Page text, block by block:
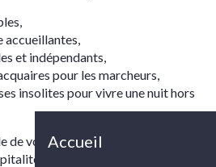
Accueil
accueillantes,
et indépendants,
pour les marcheurs,
insolites pour vivre une nuit hors
voyage, l’essentiel est là : un
sincère… et la promesse de